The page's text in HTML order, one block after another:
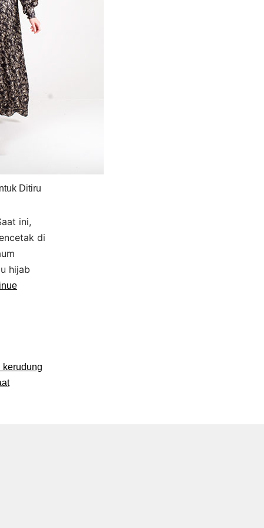
Ditiru
ini,
di
hijab
kerudung